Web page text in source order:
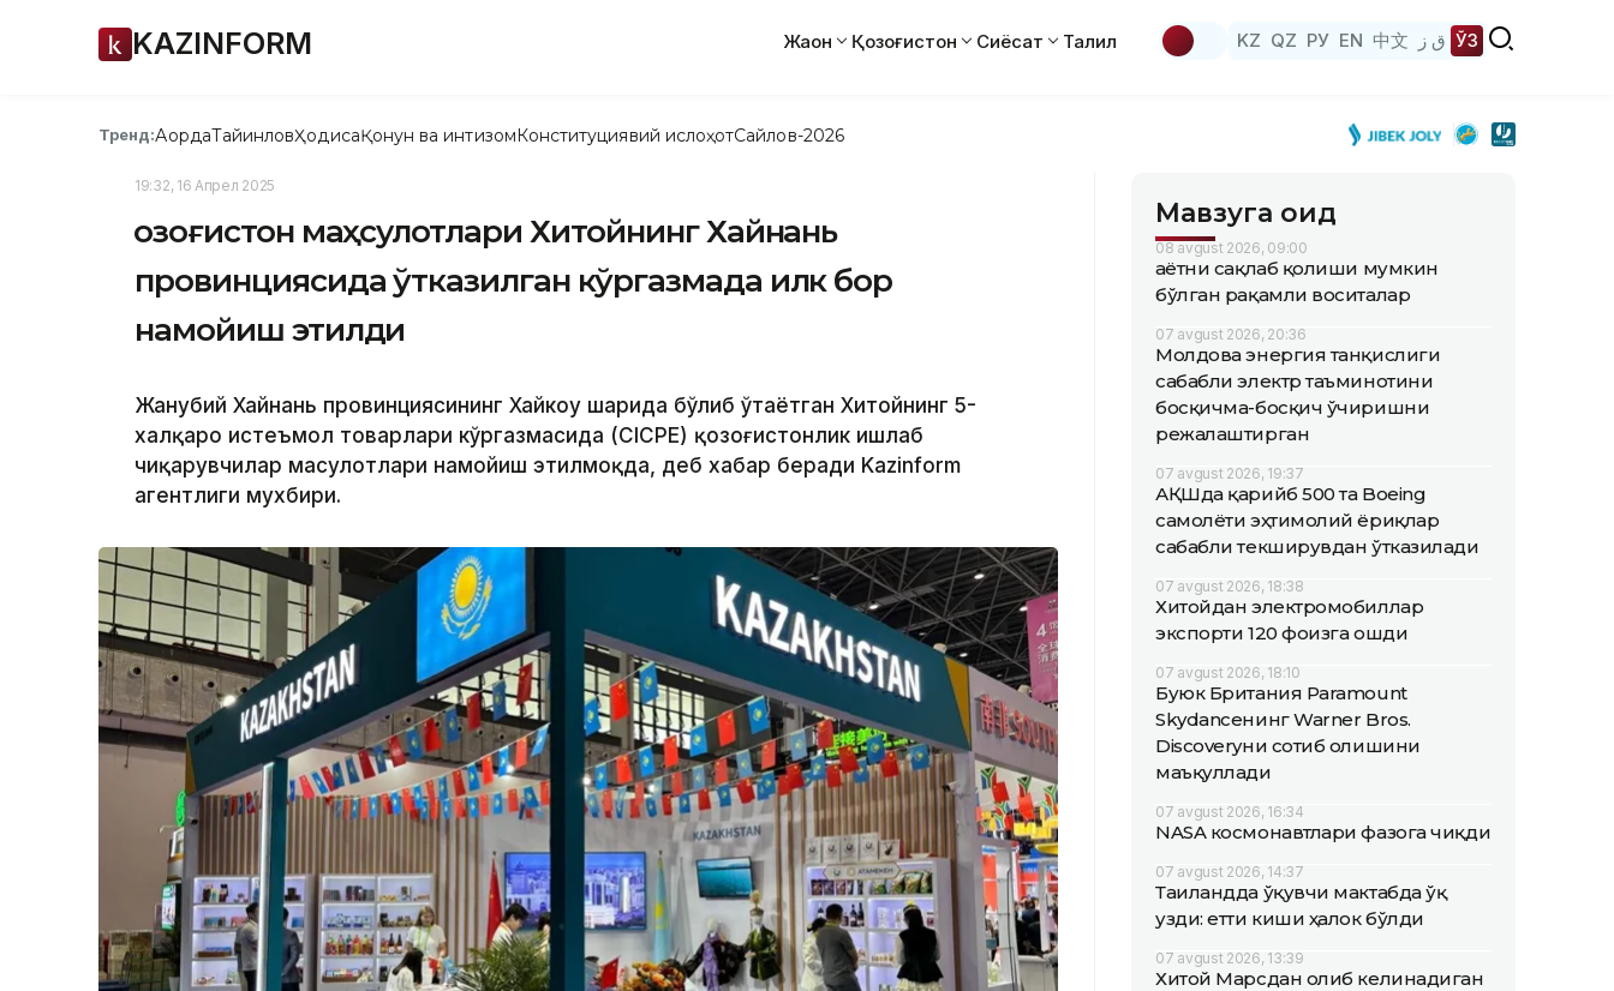
KAZINFORM Жаҳон Қозоғистон Сиёсат Таҳлил KZ QZ РУ EN 中文 ق ز ЎЗ
Тренд:АқордаТайинловҲодисаҚонун ва интизомКонституциявий ислоҳотСайлов-2026
19:32, 16 Апрел 2025
Қозоғистон маҳсулотлари Хитойнинг Хайнань
провинциясида ўтказилган кўргазмада илк бор
намойиш этилди
Жанубий Хайнань провинциясининг Хайкоу шаҳрида бўлиб ўтаётган Хитойнинг 5-
халқаро истеъмол товарлари кўргазмасида (СICPE) қозоғистонлик ишлаб
чиқарувчилар маҳсулотлари намойиш этилмоқда, деб хабар беради Kazinform
агентлиги мухбири.
Мавзуга оид
08 avgust 2026, 09:00
Ҳаётни сақлаб қолиши мумкин
бўлган рақамли воситалар
07 avgust 2026, 20:36
Молдова энергия танқислиги
сабабли электр таъминотини
босқичма-босқич ўчиришни
режалаштирган
07 avgust 2026, 19:37
АҚШда қарийб 500 та Boeing
самолёти эҳтимолий ёриқлар
сабабли текширувдан ўтказилади
07 avgust 2026, 18:38
Хитойдан электромобиллар
экспорти 120 фоизга ошди
07 avgust 2026, 18:10
Буюк Британия Paramount
Skydanceнинг Warner Bros.
Discoveryни сотиб олишини
маъқуллади
07 avgust 2026, 16:34
NASA космонавтлари фазога чиқди
07 avgust 2026, 14:37
Таиландда ўқувчи мактабда ўқ
узди: етти киши ҳалок бўлди
07 avgust 2026, 13:39
Хитой Марсдан олиб келинадиган